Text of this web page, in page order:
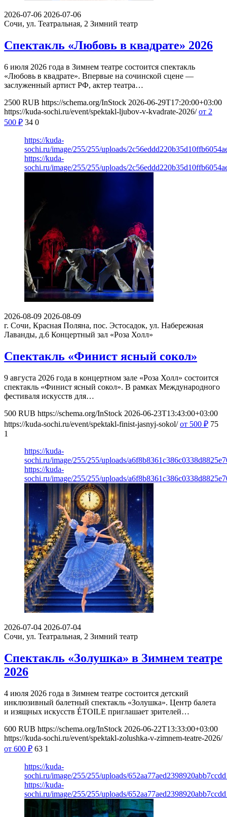
2026-07-06 2026-07-06
Сочи, ул. Театральная, 2 Зимний театр
Спектакль «Любовь в квадрате» 2026
6 июля 2026 года в Зимнем театре состоится спектакль
«Любовь в квадрате». Впервые на сочинской сцене —
заслуженный артист РФ, актер театра…
2500 RUB https://schema.org/InStock 2026-06-29T17:20:00+03:00
https://kuda-sochi.ru/event/spektakl-ljubov-v-kvadrate-2026/ от 2
500 ₽ 34 0
https://kuda-
sochi.ru/image/255/255/uploads/
https://kuda-
sochi.ru/image/255/255/uploads/
2026-08-09 2026-08-09
г. Сочи, Красная Поляна, пос. Эстосадок, ул. Набережная
Лаванды, д.6 Концертный зал «Роза Холл»
Спектакль «Финист ясный сокол»
9 августа 2026 года в концертном зале «Роза Холл» состоится
спектакль «Финист ясный сокол». В рамках Международного
фестиваля искусств для…
500 RUB https://schema.org/InStock 2026-06-23T13:43:00+03:00
https://kuda-sochi.ru/event/spektakl-finist-jasnyj-sokol/ от 500 ₽ 75
1
https://kuda-
sochi.ru/image/255/255/uploads/
https://kuda-
sochi.ru/image/255/255/uploads/
2026-07-04 2026-07-04
Сочи, ул. Театральная, 2 Зимний театр
Спектакль «Золушка» в Зимнем театре
2026
4 июля 2026 года в Зимнем театре состоится детский
инклюзивный балетный спектакль «Золушка». Центр балета
и изящных искусств ÉTOILE приглашает зрителей…
600 RUB https://schema.org/InStock 2026-06-22T13:33:00+03:00
https://kuda-sochi.ru/event/spektakl-zolushka-v-zimnem-teatre-2026/
от 600 ₽ 63 1
https://kuda-
sochi.ru/image/255/255/uploads/
https://kuda-
sochi.ru/image/255/255/uploads/